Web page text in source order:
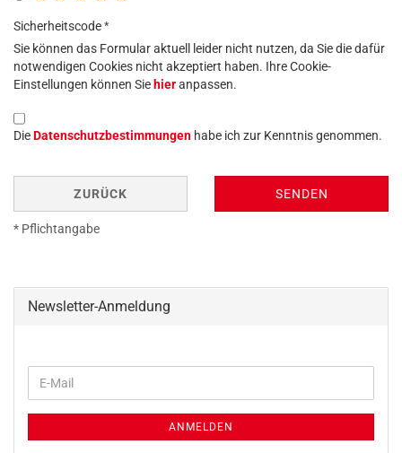
Sicherheitscode
Sie können das Formular aktuell leider nicht nutzen, da Sie die dafür
notwendigen Cookies nicht akzeptiert haben. Ihre Cookie-
Einstellungen können Sie hieranpassen.
DieDatenschutzbestimmungen habe ich zur Kenntnis genommen.
ZURÜCK SENDEN
* Pflichtangabe
Newsletter-Anmeldung
ZUR
E-
Mail
ANMELDEN